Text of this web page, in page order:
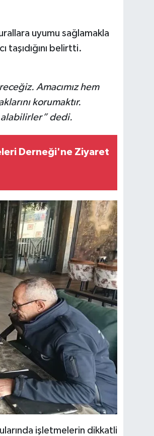
uyumu sağlamakla
taşıdığını belirtti.
Amacımız hem
korumaktır.
alabilirler” dedi.
Derneği'ne Ziyaret
işletmelerin dikkatli